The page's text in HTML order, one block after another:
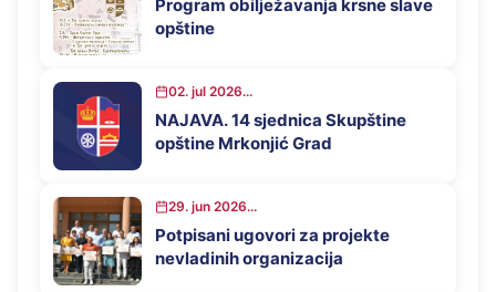
Program obilježavanja krsne slave
opštine
02. jul 2026...
NAJAVA. 14 sjednica Skupštine
opštine Mrkonjić Grad
29. jun 2026...
Potpisani ugovori za projekte
nevladinih organizacija